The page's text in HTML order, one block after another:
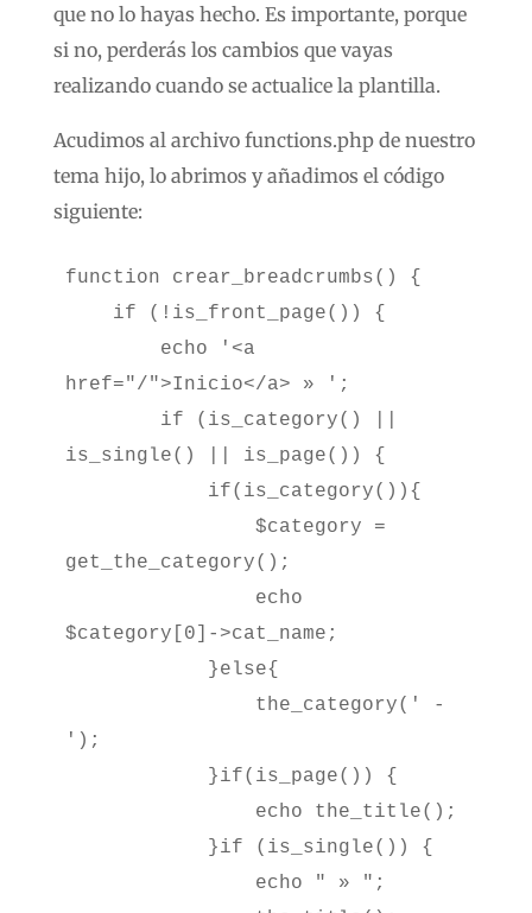
que no lo hayas hecho. Es importante, porque
si no, perderás los cambios que vayas
realizando cuando se actualice la plantilla.
Acudimos al archivo functions.php de nuestro
tema hijo, lo abrimos y añadimos el código
siguiente:
function crear_breadcrumbs() {
href="/">Inicio</a> » ';
is_single() || is_page()) {
get_the_category();
$category[0]->cat_name;
');